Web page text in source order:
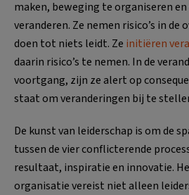
maken, beweging te organiseren
veranderen. Ze nemen risico’s in
doen tot niets leidt. Ze initiëren
daarin risico’s te nemen. In de
voortgang, zijn ze alert op
staat om veranderingen bij te
De kunst van leiderschap is om de
tussen de vier conflicterende
resultaat, inspiratie en innovatie.
organisatie vereist niet alleen